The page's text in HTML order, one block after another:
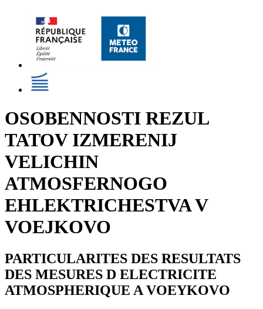
OSOBENNOSTI REZUL
TATOV IZMERENIJ
VELICHIN
ATMOSFERNOGO
EHLEKTRICHESTVA V
VOEJKOVO
PARTICULARITES DES RESULTATS
DES MESURES D ELECTRICITE
ATMOSPHERIQUE A VOEYKOVO